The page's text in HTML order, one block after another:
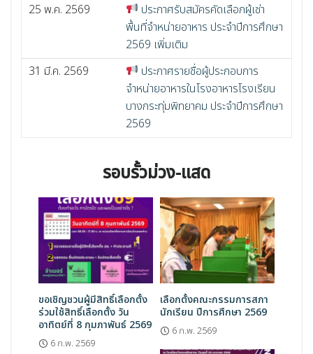
25 พ.ค. 2569
ประกาศรับสมัครคัดเลือกผู้เช่า
พื้นที่จำหน่ายอาหาร ประจำปีการศึกษา
2569 เพิ่มเติม
31 มี.ค. 2569
ประกาศรายชื่อผู้ประกอบการ
จำหน่ายอาหารในโรงอาหารโรงเรียน
บางกระทุ่มพิทยาคม ประจำปีการศึกษา
2569
รอบรั้วม่วง-แสด
ขอเชิญชวนผู้มีสิทธิ์เลือกตั้ง
ร่วมใช้สิทธิ์เลือกตั้ง วัน
อาทิตย์ที่ 8 กุมภาพันธ์ 2569
6 ก.พ. 2569
เลือกตั้งคณะกรรมการสภา
นักเรียน ปีการศึกษา 2569
6 ก.พ. 2569